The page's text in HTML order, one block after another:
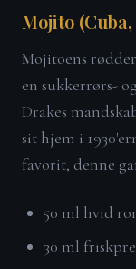
Mojito
Mojitoens
en sukkerrørs-
Drakes
sit hjem i
favorit, denne
50 ml hvid
30 ml